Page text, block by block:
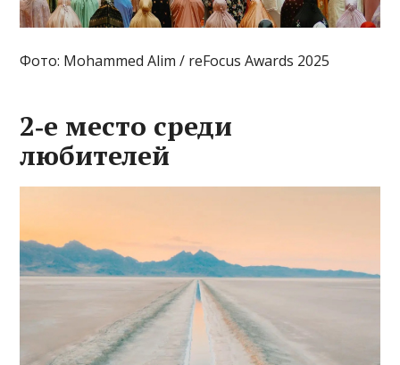
Фото: Mohammed Alim / reFocus Awards 2025
2‑е место среди
любителей